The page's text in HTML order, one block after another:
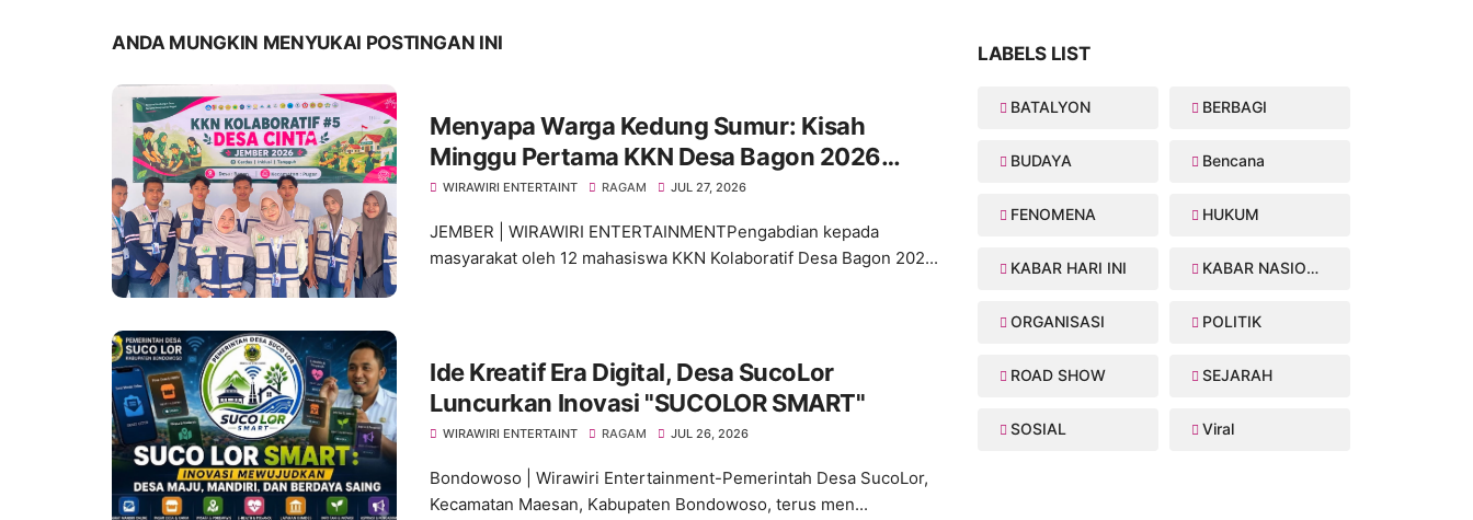
ANDA MUNGKIN MENYUKAI POSTINGAN INI
Menyapa Warga Kedung Sumur: Kisah
Minggu Pertama KKN Desa Bagon 2026
dalam Verval Data Desil 2
WIRAWIRI ENTERTAINT RAGAM JUL 27, 2026
JEMBER | WIRAWIRI ENTERTAINMENTPengabdian kepada
masyarakat oleh 12 mahasiswa KKN Kolaboratif Desa Bagon 202...
Ide Kreatif Era Digital, Desa SucoLor
Luncurkan Inovasi "SUCOLOR SMART"
WIRAWIRI ENTERTAINT RAGAM JUL 26, 2026
Bondowoso | Wirawiri Entertainment-Pemerintah Desa SucoLor,
Kecamatan Maesan, Kabupaten Bondowoso, terus men...
LABELS LIST
BATALYON BERBAGI
BUDAYA Bencana
FENOMENA HUKUM
KABAR HARI INI KABAR NASIONAL
ORGANISASI POLITIK
ROAD SHOW SEJARAH
SOSIAL Viral